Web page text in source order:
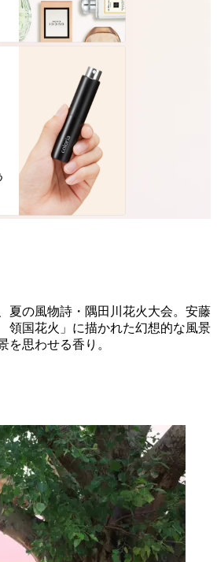
夏の風物詩・隅田川花火大会。安藤
国花火」に描かれた幻想的な風景
を思わせる香り。